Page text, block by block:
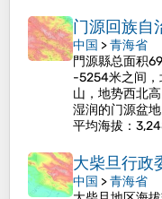
门源回族自
中国 >青海省
門源縣总面积
-5254米之间，
山，地势西北
湿润的门源盆地
平均海拔 ：
大柴旦行政
中国 >青海省